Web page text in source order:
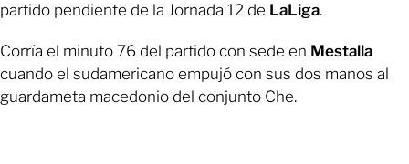
partido pendiente de la Jornada 12 de LaLiga.
Corría el minuto 76 del partido con sede en Mestalla
cuando el sudamericano empujó con sus dos manos al
guardameta macedonio del conjunto Che.